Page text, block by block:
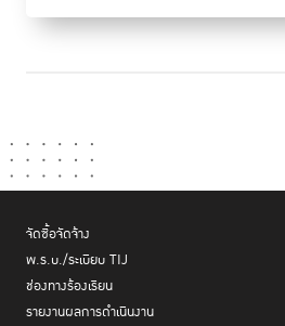
จัดซื้อจัดจ้าง
พ.ร.บ./ระเบียบ TIJ
ช่องทางร้องเรียน
รายงานผลการดำเนินงาน